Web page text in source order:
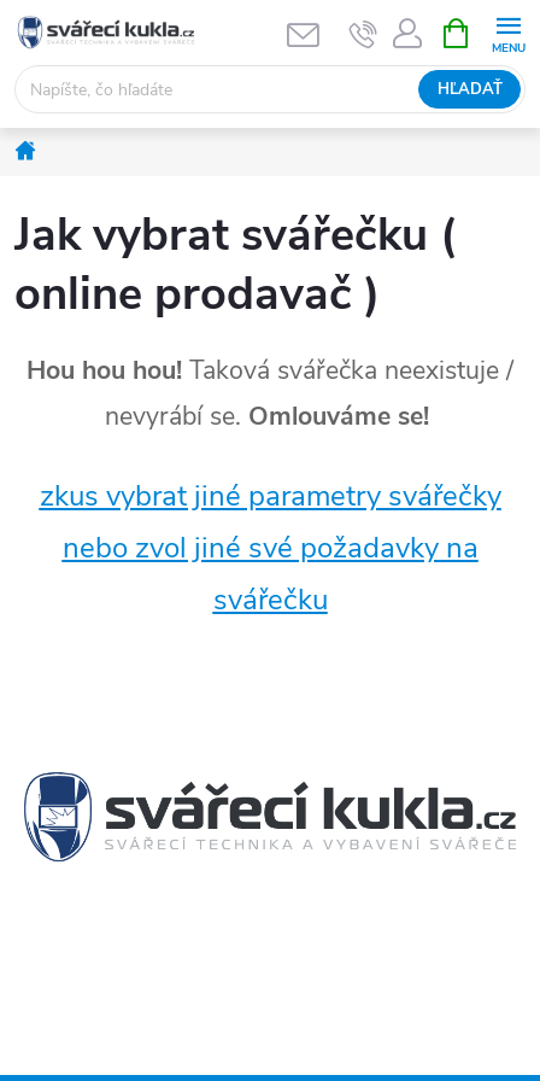
Prejsť na obsah
HĽADAŤ
Domov
Jak vybrat svářečku (
online prodavač )
Hou hou hou! Taková svářečka neexistuje /
nevyrábí se. Omlouváme se!
zkus vybrat jiné parametry svářečky
nebo zvol jiné své požadavky na
svářečku